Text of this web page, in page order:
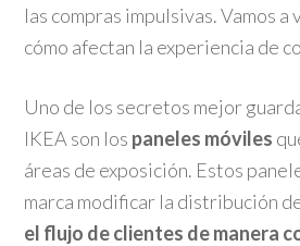
las compras impulsivas. Vamos
cómo afectan la experiencia de
Uno de los secretos mejor
IKEA son los paneles móviles
áreas de exposición. Estos
marca modificar la distribución
el flujo de clientes de manera